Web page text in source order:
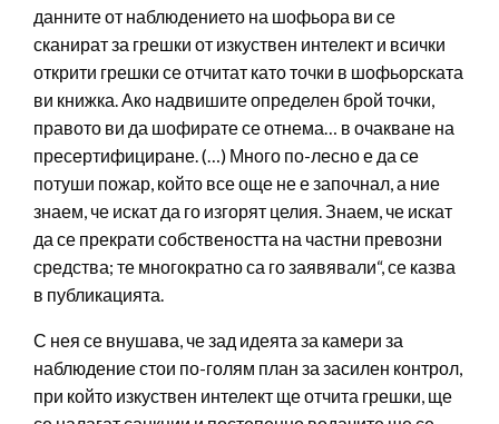
данните от наблюдението на шофьора ви се
сканират за грешки от изкуствен интелект и всички
открити грешки се отчитат като точки в шофьорската
ви книжка. Ако надвишите определен брой точки,
правото ви да шофирате се отнема… в очакване на
пресертифициране. (…) Много по-лесно е да се
потуши пожар, който все още не е започнал, а ние
знаем, че искат да го изгорят целия. Знаем, че искат
да се прекрати собствеността на частни превозни
средства; те многократно са го заявявали“, се казва
в публикацията.
С нея се внушава, че зад идеята за камери за
наблюдение стои по-голям план за засилен контрол,
при който изкуствен интелект ще отчита грешки, ще